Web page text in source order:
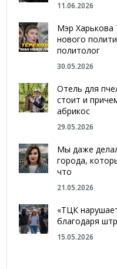
11.06.2026
Мэр Харькова
нового
политолог
30.05.2026
Отель для
стоит и
абрикос
29.05.2026
Мы даже
города,
что
21.05.2026
«ТЦК
благодаря
15.05.2026